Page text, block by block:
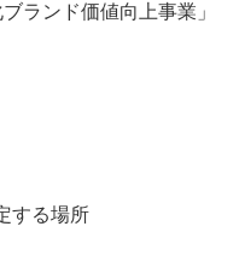
ランド価値向上事業」
する場所